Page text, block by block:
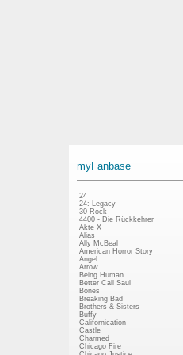
myFanbase
24
24: Legacy
30 Rock
4400 - Die Rückkehrer
Akte X
Alias
Ally McBeal
American Horror Story
Angel
Arrow
Being Human
Better Call Saul
Bones
Breaking Bad
Brothers & Sisters
Buffy
Californication
Castle
Charmed
Chicago Fire